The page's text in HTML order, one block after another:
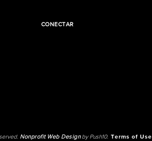
CONECTAR
Nonprofit Web Designby Push10. Terms of Use